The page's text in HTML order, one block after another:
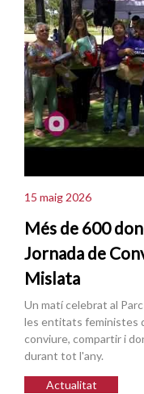
15 maig 2026
Més de 600
Jornada de
Mislata
Un matí celebrat al
les entitats feministes
conviure, compartir i
durant tot l'any.
Actualitat